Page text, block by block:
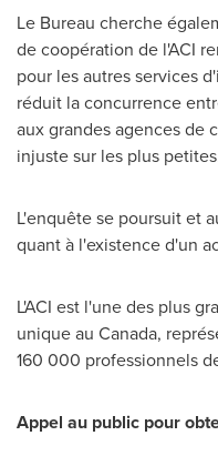
Le Bureau cherche
de coopération de l'ACI
pour les autres services
réduit la concurrence
aux grandes agences de
injuste sur les plus
L'enquête se poursuit et
quant à l'existence d'un
L'ACI est l'une des plus
unique au Canada,
160 000 professionnels
Appel au public pour